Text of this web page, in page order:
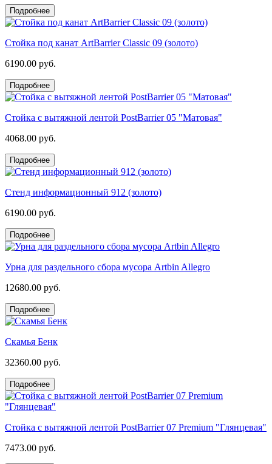
Подробнее
Стойка под канат ArtBarrier Classic 09 (золото)
6190.00 руб.
Подробнее
Стойка с вытяжной лентой PostBarrier 05 "Матовая"
4068.00 руб.
Подробнее
Стенд информационный 912 (золото)
6190.00 руб.
Подробнее
Урна для раздельного сбора мусора Artbin Allegro
12680.00 руб.
Подробнее
Скамья Бенк
32360.00 руб.
Подробнее
Стойка с вытяжной лентой PostBarrier 07 Premium "Глянцевая"
7473.00 руб.